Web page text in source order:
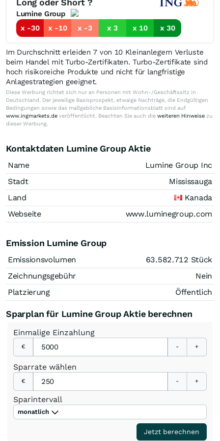
Long oder Short ?
Lumine Group
x -30
x -10 x -3 x 3 x 10 x 30
Im Durchschnitt erleiden 7 von 10 Kleinanlegern Verluste
beim Handel mit Turbo-Zertifikaten. Turbo-Zertifikate sind
hoch risikoreiche Produkte und nicht für langfristige
Anlagestrategien geeignet.
Diese Werbung richtet sich nur an Personen mit Wohn-/Geschäftssitz in
Deutschland. Der jeweilige Basisprospekt, etwaige Nachträge, die Endgültigen
Bedingungen sowie das maßgebliche Basisinformationsblatt sind auf
www.ingmarkets.de veröffentlicht. Beachten Sie auch die weiteren Hinweise zu
dieser Werbung.
Kontaktdaten Lumine Group Aktie
Name
Lumine Group Inc
Stadt
Mississauga
Land
Kanada
Webseite
www.luminegroup.com
Emission Lumine Group
Emissionsvolumen 63.582.712 Stück
Zeichnungsgebühr
Nein
Platzierung
Öffentlich
Sparplan für Lumine Group Aktie berechnen
Einmalige Einzahlung
€ - +
Sparrate wählen
€ - +
Sparintervall
monatlich
Jetzt berechnen